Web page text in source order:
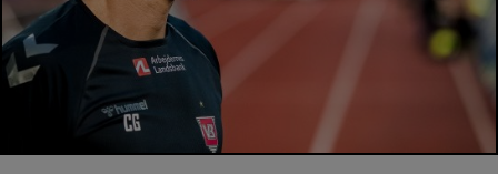
Conference League
CM 2026
Premier League
LaLiga